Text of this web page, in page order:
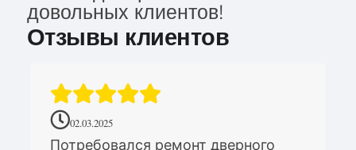
довольных клиентов!
Отзывы клиентов
02.03.2025
Потребовался ремонт дверного